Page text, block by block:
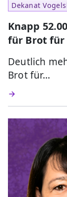
Dekanat
Knapp
für Brot für
Deutlich
Brot für…